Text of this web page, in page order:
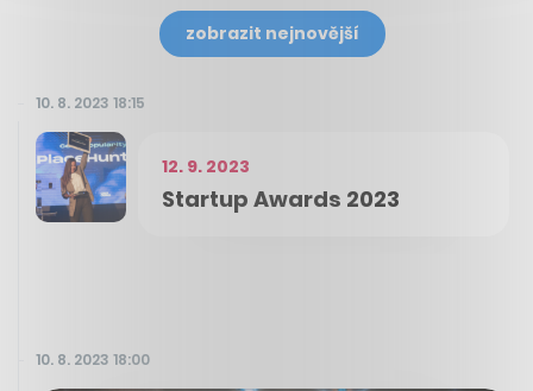
zobrazit nejnovější
10. 8. 2023 18:15
12. 9. 2023
Startup Awards 2023
10. 8. 2023 18:00